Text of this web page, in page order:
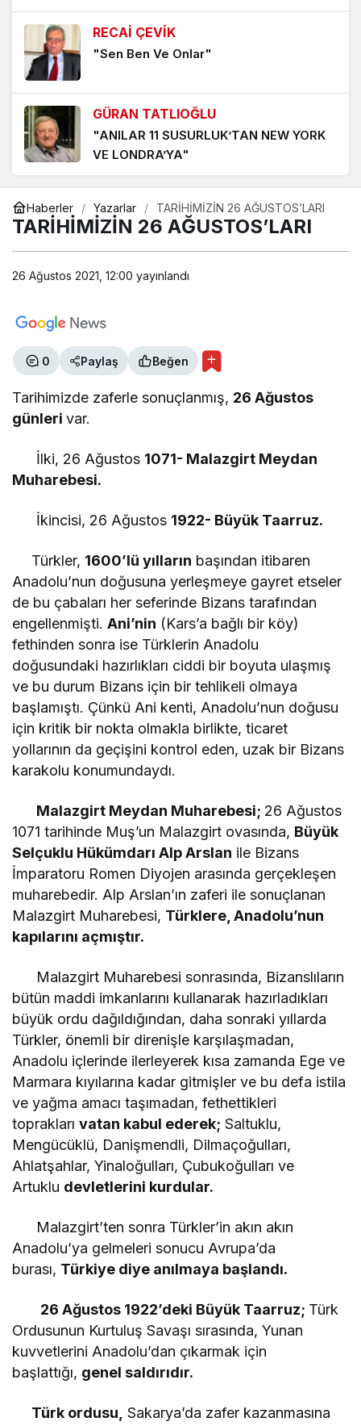
ŞARKISI
1 hafta önce
‘YENİDEN AKÇAYPORT’ KALICI OLMALI
1 hafta önce
TERS DURAN TERAZİ KEFESİNDEN DÜŞEN İNTİBAK
YASASI
RECAİ ÇEVİK
"Sen Ben Ve Onlar"
GÜRAN TATLIOĞLU
"ANILAR 11 SUSURLUK’TAN NEW YORK
VE LONDRA’YA"
ESİN BALIBEK
"HERŞEYE RAĞMEN BALIKESİRSPOR"
ÖNDER BALIKÇI
MUHARREM KAYNAK
"ÖRT Kİ ÖLEM"
RECAİ ÇEVİK
ÖNDER BALIKÇI
"CHP’deki avukatlar!"
Haberler Yazarlar TARİHİMİZİN 26 AĞUSTOS’LARI
TARİHİMİZİN 26 AĞUSTOS’LARI
26 Ağustos 2021, 12:00 yayınlandı
0 Paylaş Beğen
Tarihimizde zaferle sonuçlanmış, 26 Ağustos
günlerivar.
İlki, 26 Ağustos 1071- Malazgirt Meydan
Muharebesi.
İkincisi, 26 Ağustos 1922- Büyük Taarruz.
Türkler, 1600’lü yılların başından itibaren
Anadolu’nun doğusuna yerleşmeye gayret etseler
de bu çabaları her seferinde Bizans tarafından
engellenmişti.Ani’nin (Kars’a bağlı bir köy)
fethinden sonra ise Türklerin Anadolu
doğusundaki hazırlıkları ciddi bir boyuta ulaşmış
ve bu durum Bizans için bir tehlikeli olmaya
başlamıştı. Çünkü Ani kenti, Anadolu’nun doğusu
için kritik bir nokta olmakla birlikte, ticaret
yollarının da geçişini kontrol eden, uzak bir Bizans
karakolu konumundaydı.
Malazgirt Meydan Muharebesi; 26 Ağustos
1071 tarihinde Muş’un Malazgirt ovasında, Büyük
Selçuklu Hükümdarı Alp Arslan ile Bizans
İmparatoru Romen Diyojen arasında gerçekleşen
muharebedir. Alp Arslan’ın zaferi ile sonuçlanan
Malazgirt Muharebesi, Türklere, Anadolu’nun
kapılarını açmıştır.
Malazgirt Muharebesi sonrasında, Bizanslıların
bütün maddi imkanlarını kullanarak hazırladıkları
büyük ordu dağıldığından, daha sonraki yıllarda
Türkler, önemli bir direnişle karşılaşmadan,
Anadolu içlerinde ilerleyerek kısa zamanda Ege ve
Marmara kıyılarına kadar gitmişler ve bu defa istila
ve yağma amacı taşımadan, fethettikleri
topraklarıvatan kabul ederek; Saltuklu,
Mengücüklü, Danişmendli, Dilmaçoğulları,
Ahlatşahlar, Yinaloğulları, Çubukoğulları ve
Artuklu devletlerini kurdular.
Malazgirt’ten sonra Türkler’in akın akın
Anadolu’ya gelmeleri sonucu Avrupa’da
burası, Türkiye diye anılmaya başlandı.
26 Ağustos 1922’deki Büyük Taarruz; Türk
Ordusunun Kurtuluş Savaşı sırasında, Yunan
kuvvetlerini Anadolu’dan çıkarmak için
başlattığı, genel saldırıdır.
Türk ordusu, Sakarya’da zafer kazanmasına